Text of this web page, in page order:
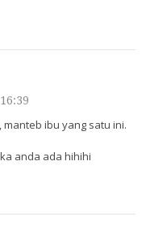
ibu yang satu ini.
anda ada hihihi